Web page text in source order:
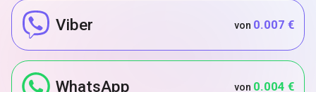
Viber von 0.007 €
WhatsApp von 0.004 €